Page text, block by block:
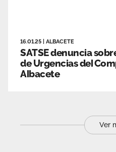
16.01.25 ALBACETE
SATSE denuncia
de Urgencias del
Albacete
Ver